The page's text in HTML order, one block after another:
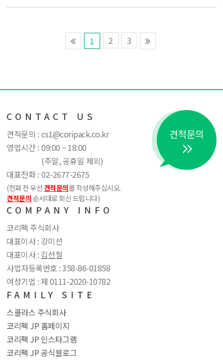
1 2 3
CONTACT US
견적문의 : cs1@coripack.co.kr
영업시간 : 09:00 ~ 18:00
(주말, 공휴일 제외)
대표전화 : 02-2677-2675
(전화 전 우선 견적문의를 작성해주십시오.
견적문의 순서대로 회신 드립니다)
COMPANY INFO
코리팩 주식회사
대표이사 : 강미선
대표이사 : 김선철
사업자등록번호 : 358​-86​-01858
여성기업 : 제 0111​-2020​-10782
FAMILY SITE
스콜라스 주식회사
코리팩 JP 홈페이지
코리팩 JP 인스타그램
코리팩 JP 공식블로그
견적문의